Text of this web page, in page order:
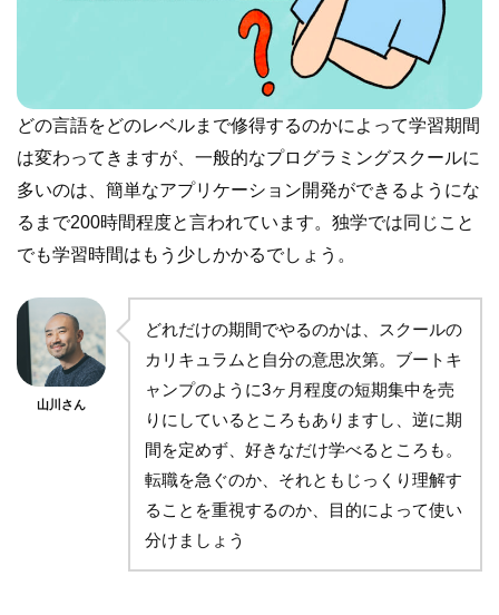
どの言語をどのレベルまで修得するのかによって学習期間
は変わってきますが、一般的なプログラミングスクールに
多いのは、簡単なアプリケーション開発ができるようにな
るまで200時間程度と言われています。独学では同じこと
でも学習時間はもう少しかかるでしょう。
山川さん
どれだけの期間でやるのかは、スクールの
カリキュラムと自分の意思次第。ブートキ
ャンプのように3ヶ月程度の短期集中を売
りにしているところもありますし、逆に期
間を定めず、好きなだけ学べるところも。
転職を急ぐのか、それともじっくり理解す
ることを重視するのか、目的によって使い
分けましょう